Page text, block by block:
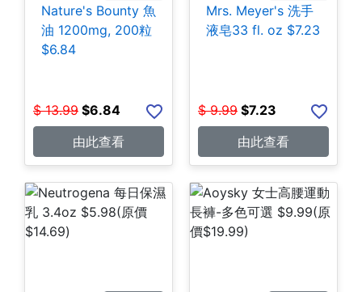
Nature's Bounty 魚
油 1200mg, 200粒
$6.84
$ 13.99 $6.84
由此查看
Mrs. Meyer's 洗手
液皂33 fl. oz $7.23
$ 9.99 $7.23
由此查看